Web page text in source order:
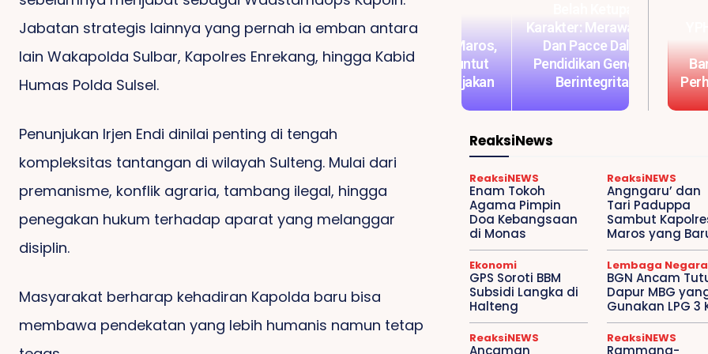
Jabatan strategis lainnya yang pernah ia emban antara
lain Wakapolda Sulbar, Kapolres Enrekang, hingga Kabid
Humas Polda Sulsel.
Penunjukan Irjen Endi dinilai penting di tengah
kompleksitas tantangan di wilayah Sulteng. Mulai dari
premanisme, konflik agraria, tambang ilegal, hingga
penegakan hukum terhadap aparat yang melanggar
disiplin.
Masyarakat berharap kehadiran Kapolda baru bisa
membawa pendekatan yang lebih humanis namun tetap
Belah Ketupat
Karakter: Merawat Siri’
Pendidikan Generasi
Islami Dan Modern,
Siap Cetak Generasi
Berakhlak, Berilmu Dan
Berprestasi
Hetfield, Destinasi
Wisata Baru Di Maros
Secangkir Semangat Di
Tengah Hiruk Pikuk
Warkop ATJEH
Dua Hari Di KM.
Ciremai: Catatan
Seorang Jurnalis
YPHLH Soroti Patung
Kera Gerbang
Bantimurung: “Butuh
Perhatian Pemerintah!”
ReaksiNews
ReaksiNEWS
Enam Tokoh
Agama Pimpin
Doa Kebangsaan
di Monas
ReaksiNEWS
Angngaru’ dan
Tari Paduppa
Sambut
Maros yang
Ekonomi
GPS Soroti BBM
Subsidi Langka di
Halteng
Lembaga Negara
BGN Ancam
Dapur MBG
Gunakan LPG 3
ReaksiNEWS
Ancaman
ReaksiNEWS
Rammang-